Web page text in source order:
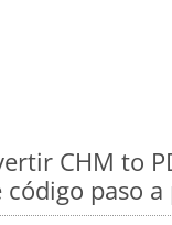
CHM to
paso a